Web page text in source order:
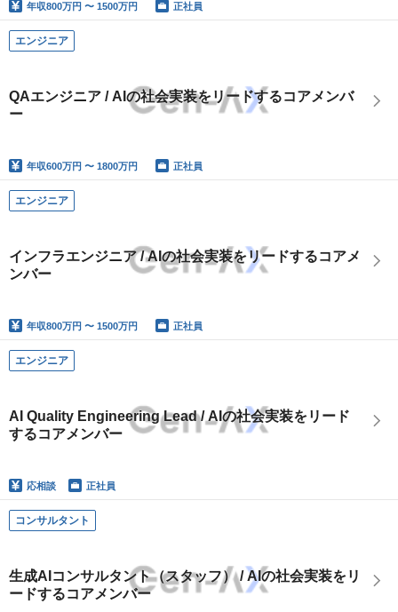
年収800万円 〜 1500万円 正社員
エンジニア
QAエンジニア / AIの社会実装をリードするコアメンバ
ー
年収600万円 〜 1800万円 正社員
エンジニア
インフラエンジニア / AIの社会実装をリードするコアメ
ンバー
年収800万円 〜 1500万円 正社員
エンジニア
AI Quality Engineering Lead / AIの社会実装をリード
するコアメンバー
応相談 正社員
コンサルタント
生成AIコンサルタント（スタッフ） / AIの社会実装をリ
ードするコアメンバー